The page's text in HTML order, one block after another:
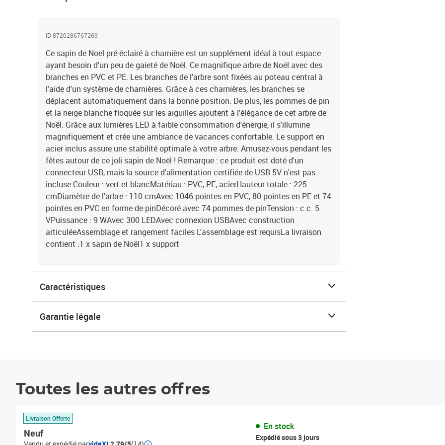
ID 8720286767269
Ce sapin de Noël pré-éclairé à charnière est un supplément idéal à tout espace
ayant besoin d'un peu de gaieté de Noël. Ce magnifique arbre de Noël avec des
branches en PVC et PE. Les branches de l'arbre sont fixées au poteau central à
l'aide d'un système de charnières. Grâce à ces charnières, les branches se
déplacent automatiquement dans la bonne position. De plus, les pommes de pin
et la neige blanche floquée sur les aiguilles ajoutent à l'élégance de cet arbre de
Noël. Grâce aux lumières LED à faible consommation d'énergie, il s'illumine
magnifiquement et crée une ambiance de vacances confortable. Le support en
acier inclus assure une stabilité optimale à votre arbre. Amusez-vous pendant les
fêtes autour de ce joli sapin de Noël ! Remarque : ce produit est doté d'un
connecteur USB, mais la source d'alimentation certifiée de USB 5V n'est pas
incluse.Couleur : vert et blancMatériau : PVC, PE, acierHauteur totale : 225
cmDiamètre de l'arbre : 110 cmAvec 1046 pointes en PVC, 80 pointes en PE et 74
pointes en PVC en forme de pinDécoré avec 74 pommes de pinTension : c.c. 5
VPuissance : 9 WAvec 300 LEDAvec connexion USBAvec construction
articuléeAssemblage et rangement faciles L'assemblage est requisLa livraison
contient :1 x sapin de Noël1 x support
Caractéristiques
Garantie légale
Toutes les autres offres
Livraison Offerte
Neuf
En stock
Expédié sous 3 jours